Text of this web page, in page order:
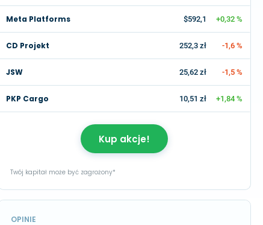
Meta Platforms $592,1 +0,32 %
CD Projekt 252,3 zł -1,6 %
JSW 25,62 zł -1,5 %
PKP Cargo 10,51 zł +1,84 %
Kup akcje!
Twój kapitał może być zagrożony*
OPINIE